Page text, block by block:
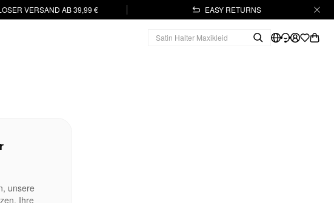
VERSAND AB 39,99 € EASY RETURNS
unsere
Ihre